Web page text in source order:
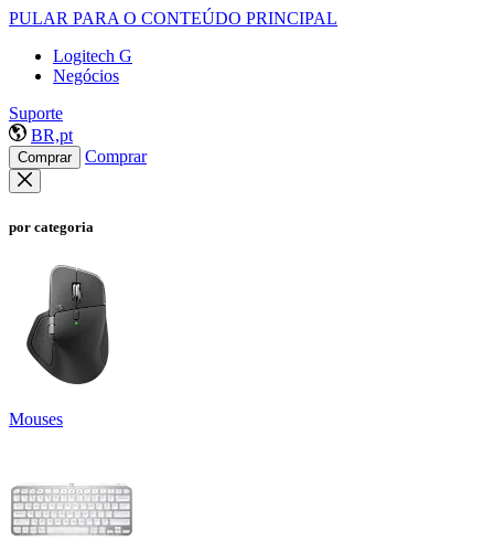
PULAR PARA O CONTEÚDO PRINCIPAL
Logitech G
Negócios
Suporte
BR,pt
Comprar Comprar
por categoria
Mouses